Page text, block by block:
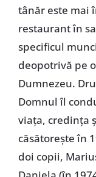
tânăr este mai
restaurant în
specificul
deopotrivă pe
Dumnezeu.
Domnul îl
viața, credința
căsătorește în
doi copii,